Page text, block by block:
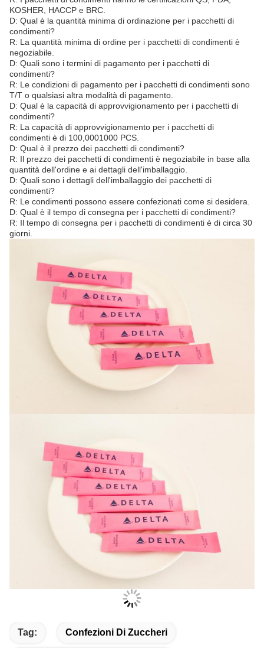
KOSHER, HACCP e BRC.
D: Qual è la quantità minima di ordinazione per i pacchetti di
condimenti?
R: La quantità minima di ordine per i pacchetti di condimenti è
negoziabile.
D: Quali sono i termini di pagamento per i pacchetti di
condimenti?
R: Le condizioni di pagamento per i pacchetti di condimenti sono
T/T o qualsiasi altra modalità di pagamento.
D: Qual è la capacità di approvvigionamento per i pacchetti di
condimenti?
R: La capacità di approvvigionamento per i pacchetti di
condimenti è di 100,0001000 PCS.
D: Qual è il prezzo dei pacchetti di condimenti?
R: Il prezzo dei pacchetti di condimenti è negoziabile in base alla
quantità dell'ordine e ai dettagli dell'imballaggio.
D: Quali sono i dettagli dell'imballaggio dei pacchetti di
condimenti?
R: Le condimenti possono essere confezionati come si desidera.
D: Qual è il tempo di consegna per i pacchetti di condimenti?
R: Il tempo di consegna per i pacchetti di condimenti è di circa 30
giorni.
Tag: Confezioni Di Zuccheri